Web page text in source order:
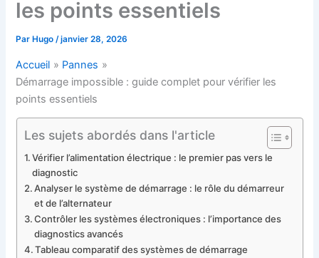
les points essentiels
ParHugo /janvier 28, 2026
Accueil
Pannes
Démarrage impossible : guide complet pour vérifier les
points essentiels
Les sujets abordés dans l'article
Vérifier l’alimentation électrique : le premier pas vers le
diagnostic
Analyser le système de démarrage : le rôle du démarreur
et de l’alternateur
Contrôler les systèmes électroniques : l’importance des
diagnostics avancés
Tableau comparatif des systèmes de démarrage